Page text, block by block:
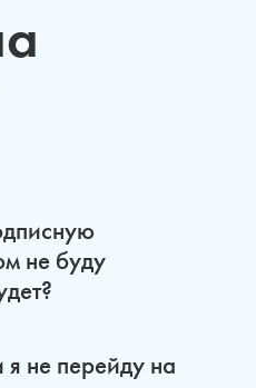
не буду
в течение
я не перейду на